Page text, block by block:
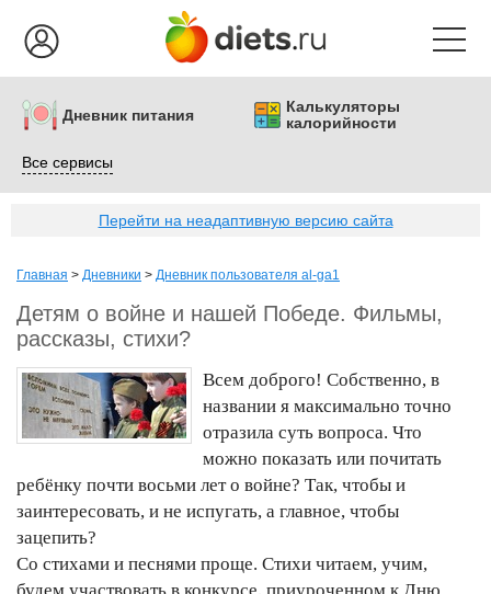
Дневник питания
Калькуляторы
калорийности
Все сервисы
Перейти на неадаптивную версию сайта
Главная > Дневники > Дневник пользователя al-ga1
Детям о войне и нашей Победе. Фильмы,
рассказы, стихи?
Всем доброго! Собственно, в
названии я максимально точно
отразила суть вопроса. Что
можно показать или почитать
ребёнку почти восьми лет о войне? Так, чтобы и
заинтересовать, и не испугать, а главное, чтобы
зацепить?
Со стихами и песнями проще. Стихи читаем, учим,